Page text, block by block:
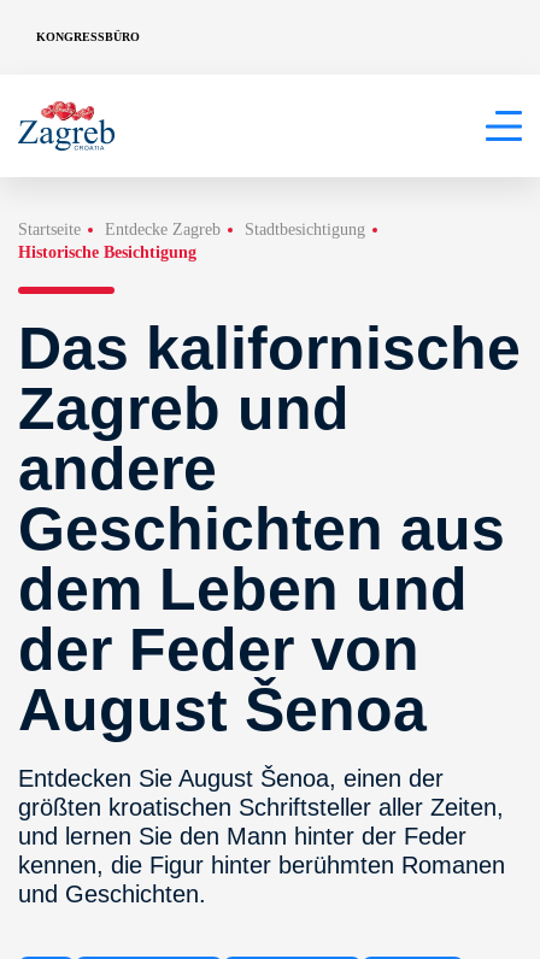
KONGRESSBÜRO
Startseite Entdecke Zagreb
Stadtbesichtigung
Historische Besichtigung
Das kalifornische
Zagreb und
andere
Geschichten aus
dem Leben und
der Feder von
August Šenoa
Entdecken Sie August Šenoa, einen der
größten kroatischen Schriftsteller aller Zeiten,
und lernen Sie den Mann hinter der Feder
kennen, die Figur hinter berühmten Romanen
und Geschichten.